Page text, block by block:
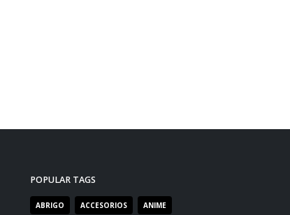
POPULAR TAGS
ABRIGO ACCESORIOS ANIME